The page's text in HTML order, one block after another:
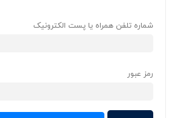
شماره تلفن همراه یا پست الکترونیک
رمز عبور